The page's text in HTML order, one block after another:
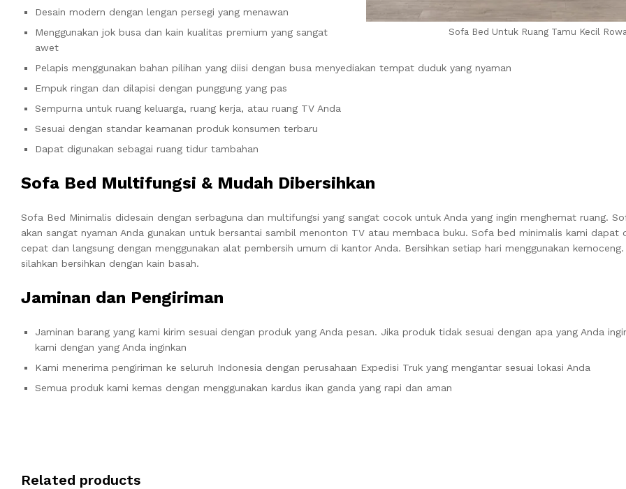
Sofa Bed Untuk Ruang Tamu Kecil
Desain modern dengan lengan persegi yang menawan
Menggunakan jok busa dan kain kualitas premium yang sangat
awet
Pelapis menggunakan bahan pilihan yang diisi dengan busa menyediakan tempat duduk yang nyaman
Empuk ringan dan dilapisi dengan punggung yang pas
Sempurna untuk ruang keluarga, ruang kerja, atau ruang TV Anda
Sesuai dengan standar keamanan produk konsumen terbaru
Dapat digunakan sebagai ruang tidur tambahan
Sofa Bed Multifungsi & Mudah Dibersihkan
Sofa Bed Minimalis didesain dengan serbaguna dan multifungsi yang sangat cocok untuk Anda yang ingin menghemat ruang.
akan sangat nyaman Anda gunakan untuk bersantai sambil menonton TV atau membaca buku. Sofa bed minimalis kami dapat
cepat dan langsung dengan menggunakan alat pembersih umum di kantor Anda. Bersihkan setiap hari menggunakan
silahkan bersihkan dengan kain basah.
Jaminan dan Pengiriman
Jaminan barang yang kami kirim sesuai dengan produk yang Anda pesan. Jika produk tidak sesuai dengan apa yang Anda
kami dengan yang Anda inginkan
Kami menerima pengiriman ke seluruh Indonesia dengan perusahaan Expedisi Truk yang mengantar sesuai lokasi Anda
Semua produk kami kemas dengan menggunakan kardus ikan ganda yang rapi dan aman
Related products